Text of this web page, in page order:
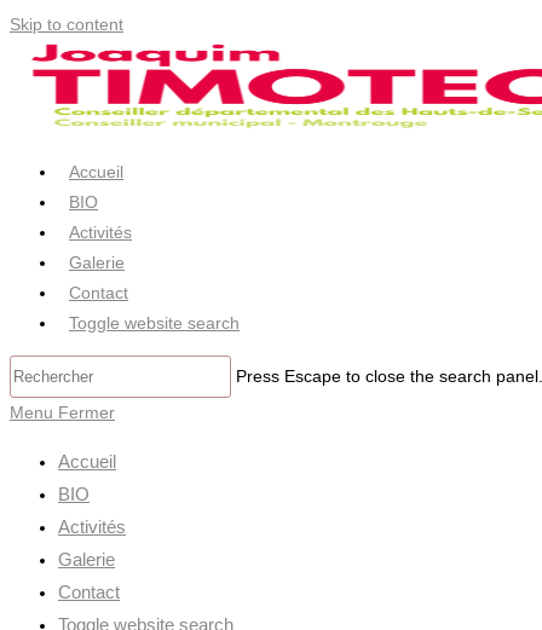
Skip to content
Accueil
BIO
Activités
Galerie
Contact
Toggle website search
Press Escape to close the search panel.
Menu Fermer
Accueil
BIO
Activités
Galerie
Contact
Toggle website search